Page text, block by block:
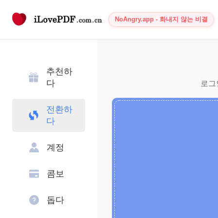
NoAngry.app - 화내지 않는 비결
추천하
다
전환하
다
계정
콤보
돕다
로